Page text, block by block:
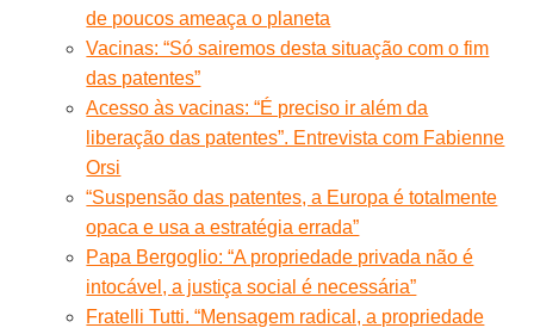
de poucos ameaça o planeta
Vacinas: “Só sairemos desta situação com o fim
das patentes”
Acesso às vacinas: “É preciso ir além da
liberação das patentes”. Entrevista com Fabienne
Orsi
“Suspensão das patentes, a Europa é totalmente
opaca e usa a estratégia errada”
Papa Bergoglio: “A propriedade privada não é
intocável, a justiça social é necessária”
Fratelli Tutti. “Mensagem radical, a propriedade